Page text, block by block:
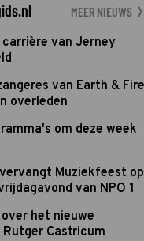
MEER NIEUWS
van Jerney
van Earth & Fire
overleden
om deze week
Muziekfeest op
van NPO 1
het nieuwe
Castricum